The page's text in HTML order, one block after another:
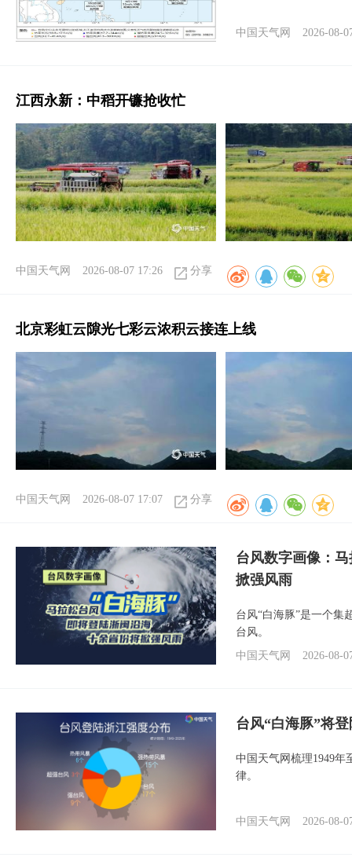
中国天气网 2026-08-
江西永新：中稻开镰抢收忙
中国天气网 2026-08-07 17:26 分享
北京彩虹云隙光七彩云浓积云接连上线
中国天气网 2026-08-07 17:07 分享
台风数字画像：
掀强风雨
台风“白海豚”是一个集
台风。
中国天气网
2026-08-
台风“白海豚”将
中国天气网梳理1949年
律。
中国天气网 2026-08-